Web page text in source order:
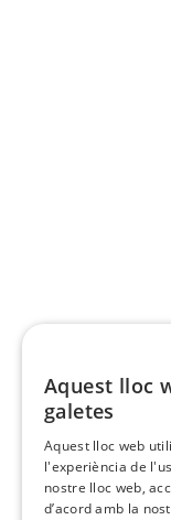
Aquest lloc
galetes
Aquest lloc web
l'experiència de
nostre lloc web,
d’acord amb la